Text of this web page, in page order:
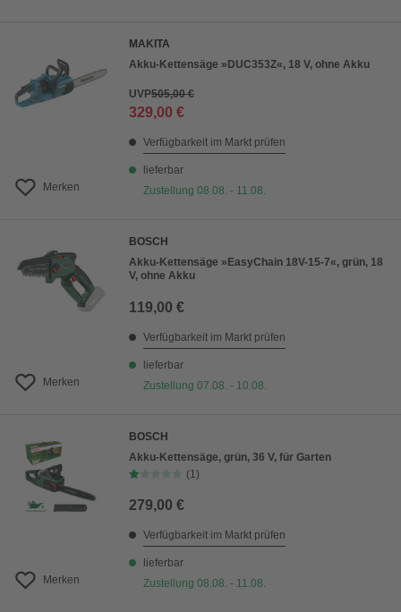
Merken
MAKITA
Akku-Kettensäge »DUC353Z«, 18 V, ohne Akku
UVP505,00 €
329,00 €
Verfügbarkeit im Markt prüfen
lieferbar
Zustellung 08.08. - 11.08.
Merken
BOSCH
Akku-Kettensäge »EasyChain 18V-15-7«, grün, 18
V, ohne Akku
119,00 €
Verfügbarkeit im Markt prüfen
lieferbar
Zustellung 07.08. - 10.08.
Merken
BOSCH
Akku-Kettensäge, grün, 36 V, für Garten
(1)
279,00 €
Verfügbarkeit im Markt prüfen
lieferbar
Zustellung 08.08. - 11.08.